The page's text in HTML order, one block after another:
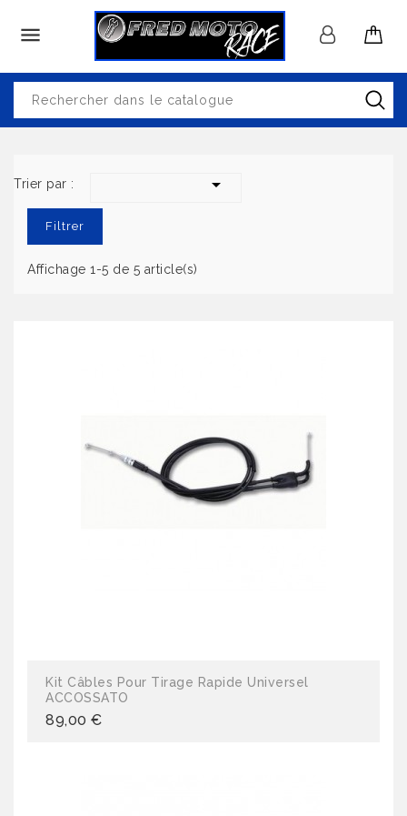

Trier par : 
Filtrer
Affichage 1-5 de 5 article(s)
Kit Câbles Pour Tirage Rapide Universel
ACCOSSATO
89,00 €